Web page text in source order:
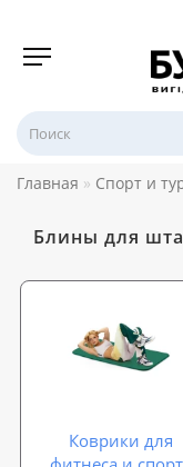
Главная Спорт и
Блины для
Коврики для